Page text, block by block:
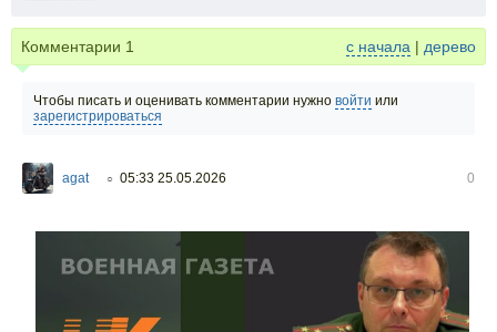
Комментарии 1 с начала | дерево
Чтобы писать и оценивать комментарии нужно войти или
зарегистрироваться
agat ○ 05:33 25.05.2026 0